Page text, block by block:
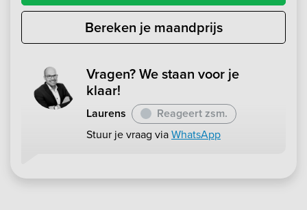
Bereken je maandprijs
Vragen? We staan voor je
klaar!
Laurens
Reageert zsm.
Stuur je vraag viaWhatsApp